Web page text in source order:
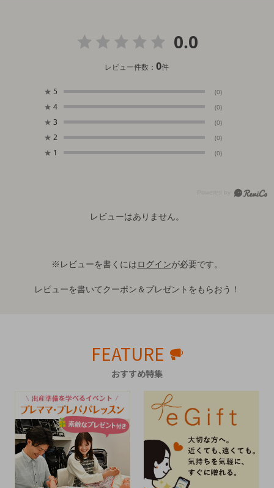
0.0
レビュー件数：0件
★ 5 (0)
★ 4 (0)
★ 3 (0)
★ 2 (0)
★ 1 (0)
レビューはありません。
※レビューを書くにはログインが必要です。
レビューを書いてクーポン＆プレゼントをもらおう！
FEATURE
おすすめ特集